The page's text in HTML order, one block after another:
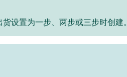
设置为一步、两步或三步时创建。